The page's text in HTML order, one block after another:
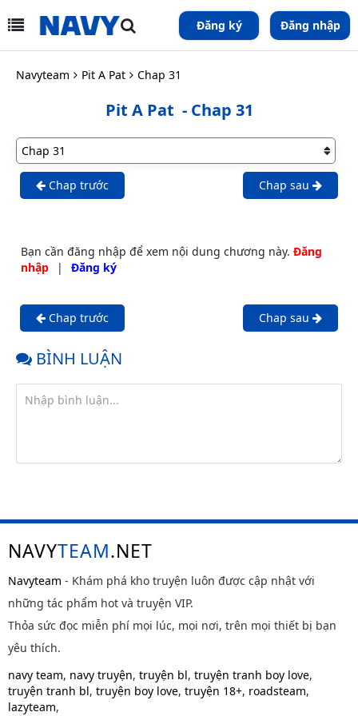
Đăng ký Đăng nhập
Navyteam Pit A Pat Chap 31
Pit A Pat - Chap 31
Chap trước Chap sau
Bạn cần đăng nhập để xem nội dung chương này. Đăng
nhập
| Đăng ký
Chap trước Chap sau
BÌNH LUẬN
NAVYTEAM.NET
Navyteam - Khám phá kho truyện luôn được cập nhật với
những tác phẩm hot và truyện VIP.
Thỏa sức đọc miễn phí mọi lúc, mọi nơi, trên mọi thiết bị bạn
yêu thích.
navy team, navy truyện, truyện bl, truyện tranh boy love,
truyện tranh bl, truyện boy love, truyện 18+, roadsteam,
lazyteam,